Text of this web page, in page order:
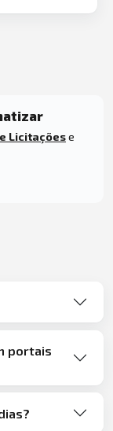
Licitaçõese
portais